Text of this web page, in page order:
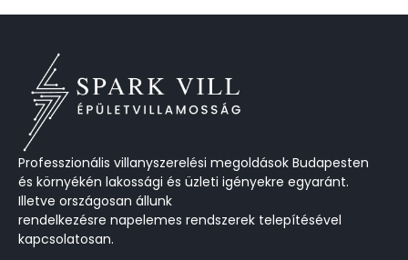
Professzionális villanyszerelési megoldások Budapesten
és környékén lakossági és üzleti igényekre egyaránt.
Illetve országosan állunk
rendelkezésre napelemes rendszerek telepítésével
kapcsolatosan.